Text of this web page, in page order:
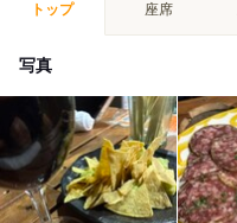
トップ 座席
写真